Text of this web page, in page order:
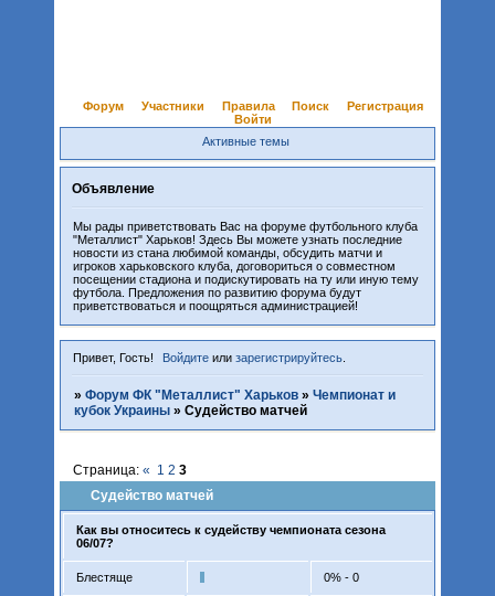
Форум Участники Правила Поиск
Регистрация
Войти
Активные темы
Объявление
Мы рады приветствовать Вас на форуме футбольного клуба
"Металлист" Харьков! Здесь Вы можете узнать последние
новости из стана любимой команды, обсудить матчи и
игроков харьковского клуба, договориться о совместном
посещении стадиона и подискутировать на ту или иную тему
футбола. Предложения по развитию форума будут
приветствоваться и поощряться администрацией!
Привет, Гость! Войдите илизарегистрируйтесь
» Форум ФК "Металлист" Харьков » Чемпионат и
кубок Украины » Судейство матчей
Судейство матчей
Страница: « 1 2 3
Как вы относитесь к судейству чемпионата сезона
06/07?
Блестяще 0% - 0